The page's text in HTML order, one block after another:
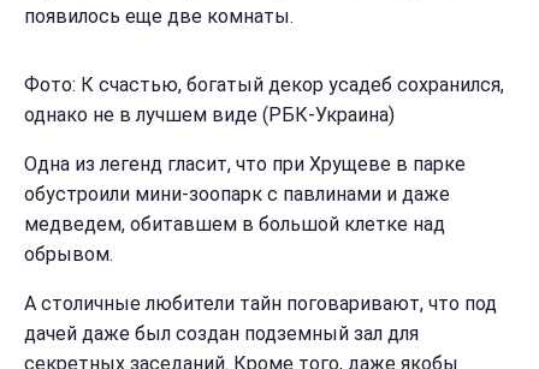
появилось еще две комнаты.
Фото: К счастью, богатый декор усадеб сохранился,
однако не в лучшем виде (РБК-Украина)
Одна из легенд гласит, что при Хрущеве в парке
обустроили мини-зоопарк с павлинами и даже
медведем, обитавшем в большой клетке над
обрывом.
А столичные любители тайн поговаривают, что под
дачей даже был создан подземный зал для
секретных заседаний. Кроме того, даже якобы